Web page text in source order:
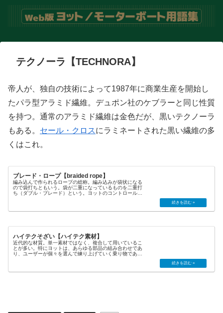
テクノーラ【TECHNORA】
帝人が、独自の技術によって1987年に商業生産を開始し
たパラ型アラミド繊維。デュポン社のケブラーと同じ性質
を持つ。通常のアラミド繊維は金色だが、黒いテクノーラ
もある。 セール・クロスにラミネートされた黒い繊維の多
くはこれ。
ブレード・ロープ【braided rope】
編み込んで作られるロープの総称。編み込みが袋状になる
ので袋打ちともいう。袋が二重になっているものを二重打
ち（ダブル・ブレード）という。ヨットのコントロール・
ハイテクそざい【ハイテク素材】
近代的な材質。単一素材ではなく、複合して用いているこ
とが多い。特にヨットは、あらゆる部品の組み合わせであ
り、ユーザーが個々を選んで練り上げていく乗り物であ